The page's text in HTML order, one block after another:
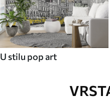
U stilu pop art